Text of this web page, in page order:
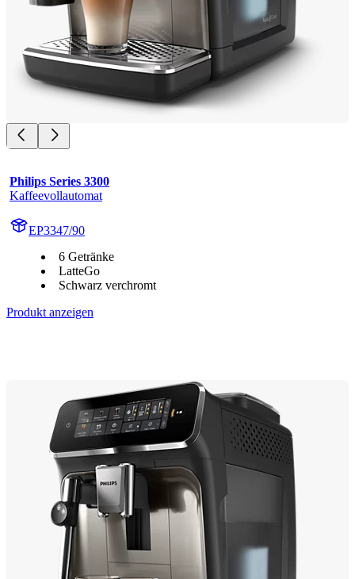
Philips Series 3300
Kaffeevollautomat
EP3347/90
6 Getränke
LatteGo
Schwarz verchromt
Produkt anzeigen